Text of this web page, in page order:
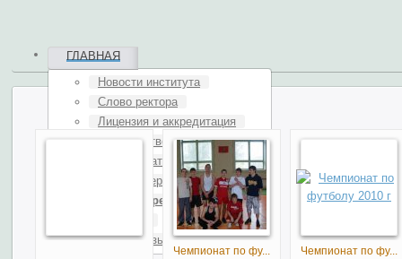
ГЛАВНАЯ
Новости института
Слово ректора
Лицензия и аккредитация
Руководство
Преподаватели
Видеогалерея
Фотогалерея
Наши Друзья и Партнеры
Чемпионат по фу... Чемпионат по фу...